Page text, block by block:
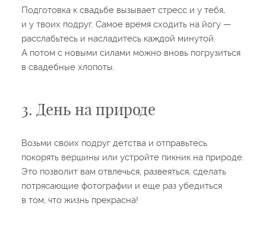
Подготовка к свадьбе вызывает стресс и у тебя,
и у твоих подруг. Самое время сходить на йогу —
расслабьтесь и насладитесь каждой минутой.
А потом с новыми силами можно вновь погрузиться
в свадебные хлопоты.
3. День на природе
Возьми своих подруг детства и отправьтесь
покорять вершины или устройте пикник на природе.
Это позволит вам отвлечься, развеяться, сделать
потрясающие фотографии и еще раз убедиться
в том, что жизнь прекрасна!